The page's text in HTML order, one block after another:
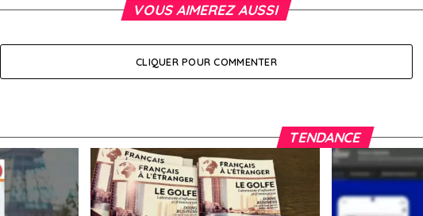
VOUS AIMEREZ AUSSI
CLIQUER POUR COMMENTER
TENDANCE